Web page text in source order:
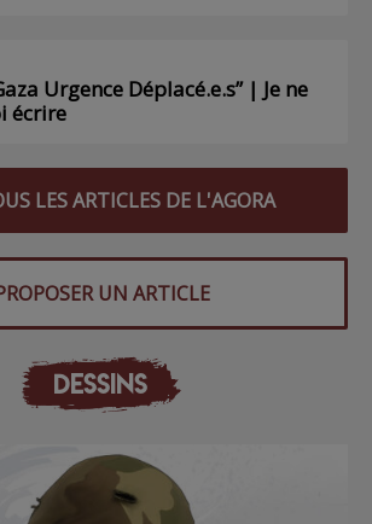
Urgence Déplacé.e.s” | Je ne
écrire
LES ARTICLES DE L'AGORA
UN ARTICLE
DESSINS